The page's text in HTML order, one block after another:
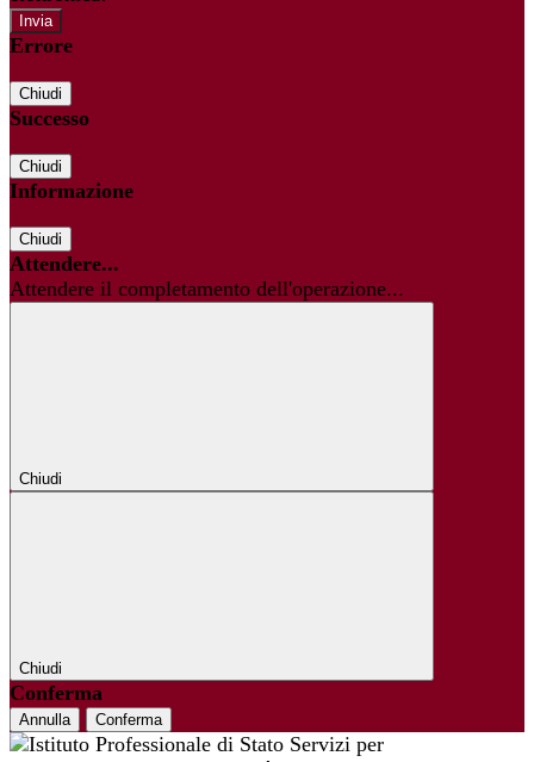
Errore
Chiudi
Successo
Chiudi
Informazione
Chiudi
Attendere...
Attendere il completamento dell'operazione...
Chiudi
Chiudi
Conferma
Annulla Conferma